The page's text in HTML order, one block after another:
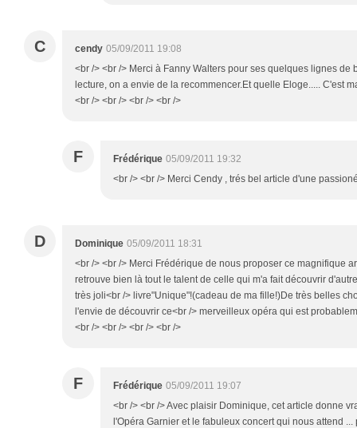
C cendy 05/09/2011 19:08
<br /> <br /> Merci à Fanny Walters pour ses quelques lignes de
lecture, on a envie de la recommencer.Et quelle Eloge..... C'est
<br /> <br /> <br /> <br />
F Frédérique 05/09/2011 19:32
<br /> <br /> Merci Cendy , trés bel article d'une
D Dominique 05/09/2011 18:31
<br /> <br /> Merci Frédérique de nous proposer ce magnifique
retrouve bien là tout le talent de celle qui m'a fait découvrir
très joli<br /> livre"Unique"!(cadeau de ma fille!)De très belles
l'envie de découvrir ce<br /> merveilleux opéra qui est
<br /> <br /> <br /> <br />
F Frédérique 05/09/2011 19:07
<br /> <br /> Avec plaisir Dominique, cet article donne
l'Opéra Garnier et le fabuleux concert qui nous attend